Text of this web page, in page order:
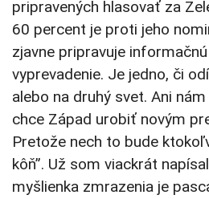
pripravených hlasovať za
60 percent je proti jeho
zjavne pripravuje
vyprevadenie. Je jedno, či
alebo na druhý svet. Ani
chce Západ urobiť novým
Pretože nech to bude
kôň”. Už som viackrát
myšlienka zmrazenia je